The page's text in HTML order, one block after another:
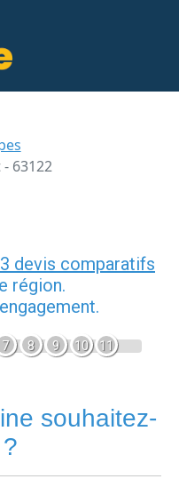
63122
3 devis comparatifs
région.
7 8 9 10 11
souhaitez-